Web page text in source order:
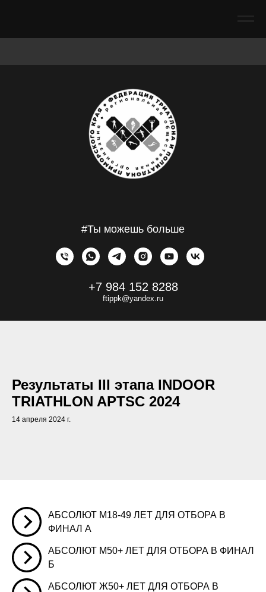
#Ты можешь больше
+7 984 152 8288
ftippk@yandex.ru
Результаты III этапа INDOOR
TRIATHLON APTSC 2024
14 апреля 2024 г.
АБСОЛЮТ М18-49 ЛЕТ ДЛЯ ОТБОРА В
ФИНАЛ А
АБСОЛЮТ М50+ ЛЕТ ДЛЯ ОТБОРА В ФИНАЛ
Б
АБСОЛЮТ Ж50+ ЛЕТ ДЛЯ ОТБОРА В